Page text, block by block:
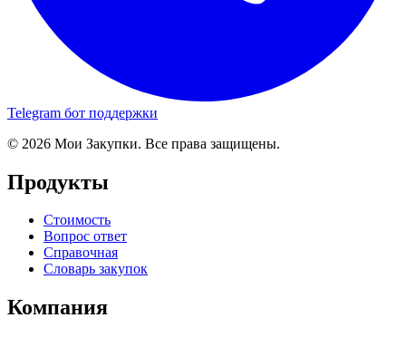
Telegram бот поддержки
© 2026 Мои Закупки. Все права защищены.
Продукты
Стоимость
Вопрос ответ
Справочная
Словарь закупок
Компания